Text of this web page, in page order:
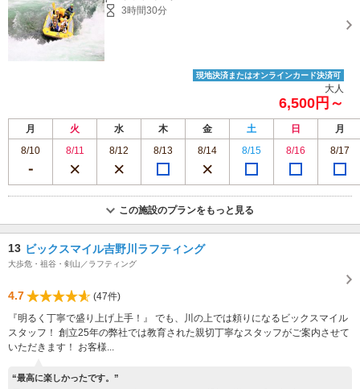
3時間30分
現地決済またはオンラインカード決済可
大人
6,500円～
月 火 水 木 金 土 日
月
8/10
8/11 8/12 8/13 8/14 8/15 8/16 8/17
この施設のプランをもっと見る
13 ビックスマイル吉野川ラフティング
大歩危・祖谷・剣山／ラフティング
4.7
(47件)
『明るく丁寧で盛り上げ上手！』 でも、川の上では頼りになるビックスマイル
スタッフ！ 創立25年の弊社では教育された親切丁寧なスタッフがご案内させて
いただきます！ お客様...
“最高に楽しかったです。”